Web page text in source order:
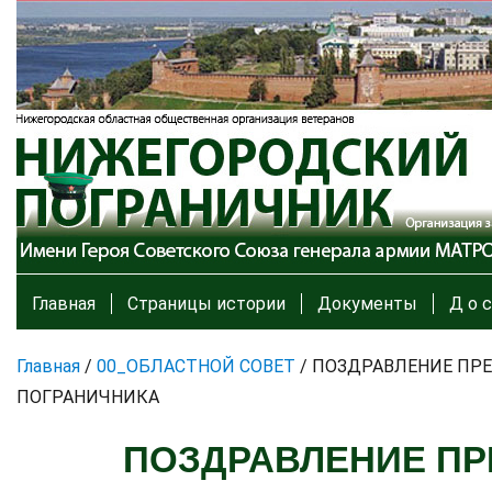
Главная Страницы истории Документы Д о с
Главная / 00_ОБЛАСТНОЙ СОВЕТ / ПОЗДРАВЛЕНИЕ
ПОГРАНИЧНИКА
ПОЗДРАВЛЕНИЕ